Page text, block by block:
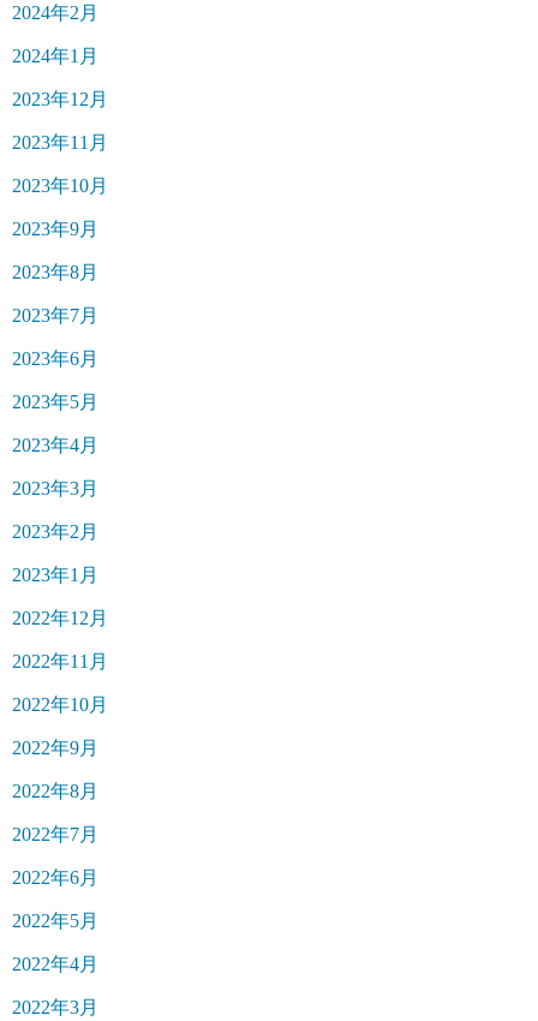
2024年2月
2024年1月
2023年12月
2023年11月
2023年10月
2023年9月
2023年8月
2023年7月
2023年6月
2023年5月
2023年4月
2023年3月
2023年2月
2023年1月
2022年12月
2022年11月
2022年10月
2022年9月
2022年8月
2022年7月
2022年6月
2022年5月
2022年4月
2022年3月